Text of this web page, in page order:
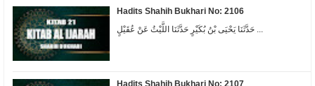
Hadits Shahih Bukhari No: 2106
حَدَّثَنَا يَحْيَى بْنُ بُكَيْرٍ حَدَّثَنَا اللَّيْثُ عَنْ عُقَيْلٍ ...
Hadits Shahih Bukhari No: 2107